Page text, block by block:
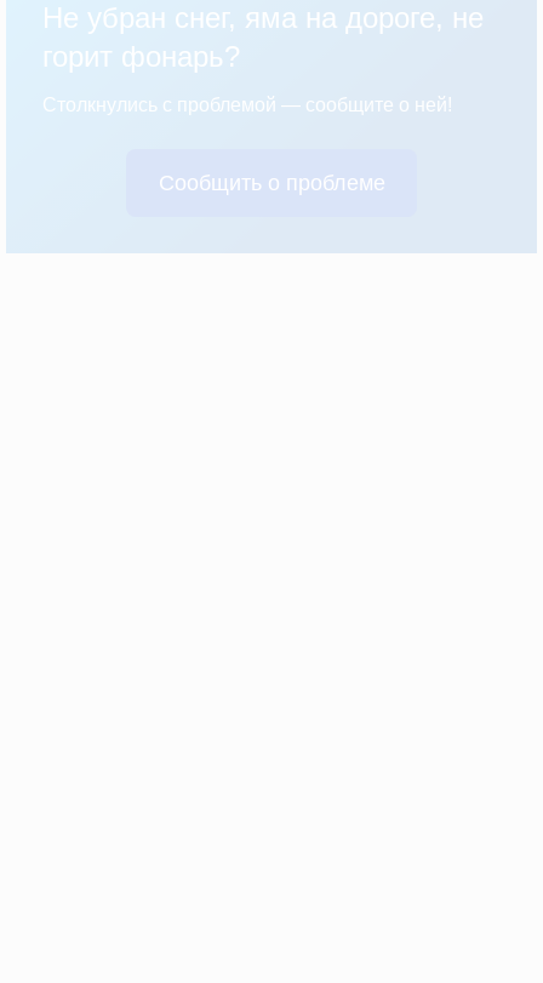
Не убран снег, яма на дороге, не
горит фонарь?
Столкнулись с проблемой — сообщите о ней!
Сообщить о проблеме